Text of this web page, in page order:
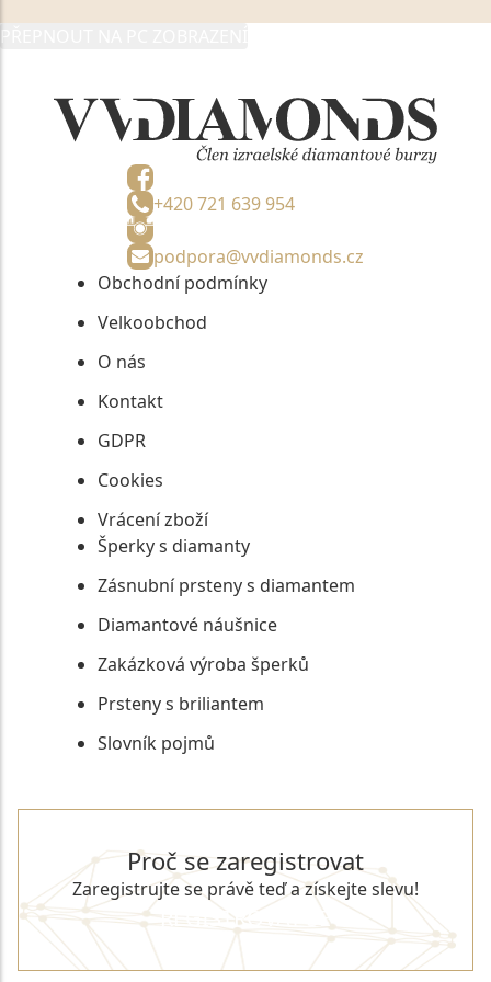
+420 721 639 954
podpora@vvdiamonds.cz
Obchodní podmínky
Velkoobchod
O nás
Kontakt
GDPR
Cookies
Vrácení zboží
Šperky s diamanty
Zásnubní prsteny s diamantem
Diamantové náušnice
Zakázková výroba šperků
Prsteny s briliantem
Slovník pojmů
Proč se zaregistrovat
Zaregistrujte se právě teď a získejte slevu!
REGISTROVAT SE